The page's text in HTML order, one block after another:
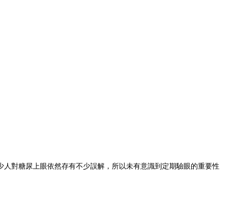
人對糖尿上眼依然存有不少誤解，所以未有意識到定期驗眼的重要性